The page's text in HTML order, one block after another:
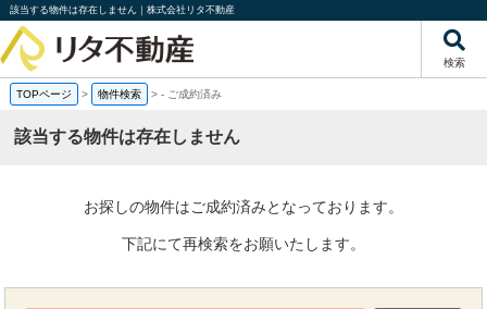
該当する物件は存在しません｜株式会社リタ不動産
検索
TOPページ > 物件検索 >- ご成約済み
該当する物件は存在しません
お探しの物件はご成約済みとなっております。
下記にて再検索をお願いたします。